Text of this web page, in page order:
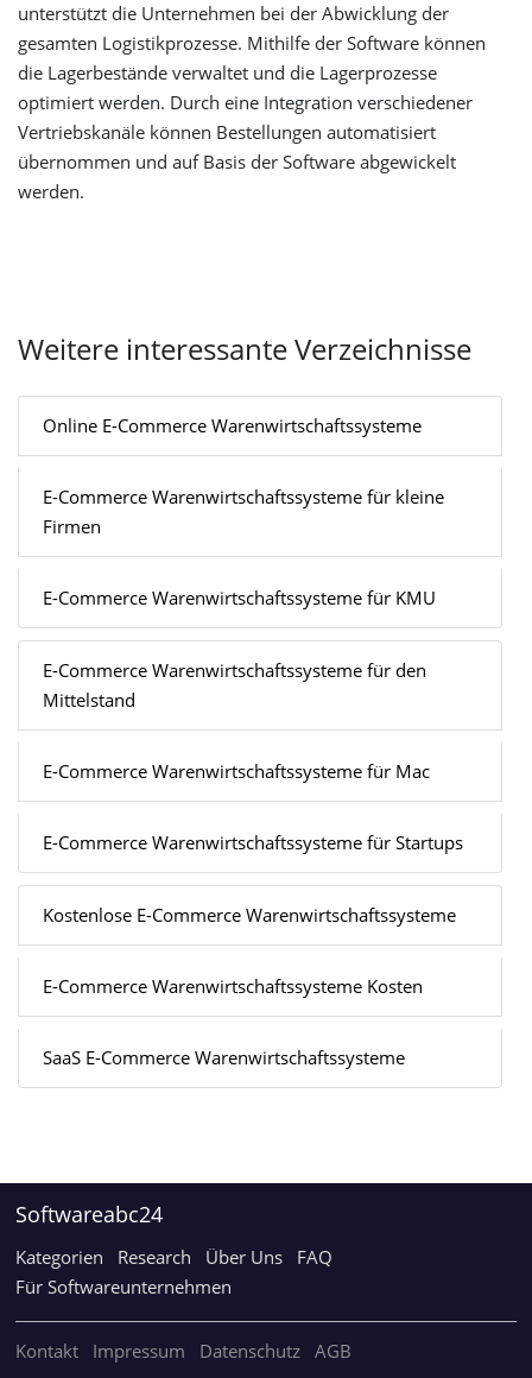
unterstützt die Unternehmen bei der Abwicklung der
gesamten Logistikprozesse. Mithilfe der Software können
die Lagerbestände verwaltet und die Lagerprozesse
optimiert werden. Durch eine Integration verschiedener
Vertriebskanäle können Bestellungen automatisiert
übernommen und auf Basis der Software abgewickelt
werden.
Weitere interessante Verzeichnisse
Online E-Commerce Warenwirtschaftssysteme
E-Commerce Warenwirtschaftssysteme für kleine
Firmen
E-Commerce Warenwirtschaftssysteme für KMU
E-Commerce Warenwirtschaftssysteme für den
Mittelstand
E-Commerce Warenwirtschaftssysteme für Mac
E-Commerce Warenwirtschaftssysteme für Startups
Kostenlose E-Commerce Warenwirtschaftssysteme
E-Commerce Warenwirtschaftssysteme Kosten
SaaS E-Commerce Warenwirtschaftssysteme
Softwareabc24
Kategorien Research Über Uns
FAQ
Für Softwareunternehmen
Kontakt Impressum Datenschutz AGB